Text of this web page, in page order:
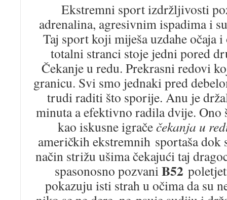
Ekstremni sport izdržljivosti
adrenalina, agresivnim ispadima i
Taj sport koji miješa uzdahe očaja
totalni stranci stoje jedni pored
Čekanje u redu. Prekrasni redovi
granicu. Svi smo jednaki pred
trudi raditi što sporije. Anu je
minuta a efektivno radila dvije. Ono
kao iskusne igračečekanja u
američkih ekstremnih sportaša dok
način strižu ušima čekajući taj
spasonosno pozvaniB52
pokazuju isti strah u očima da su